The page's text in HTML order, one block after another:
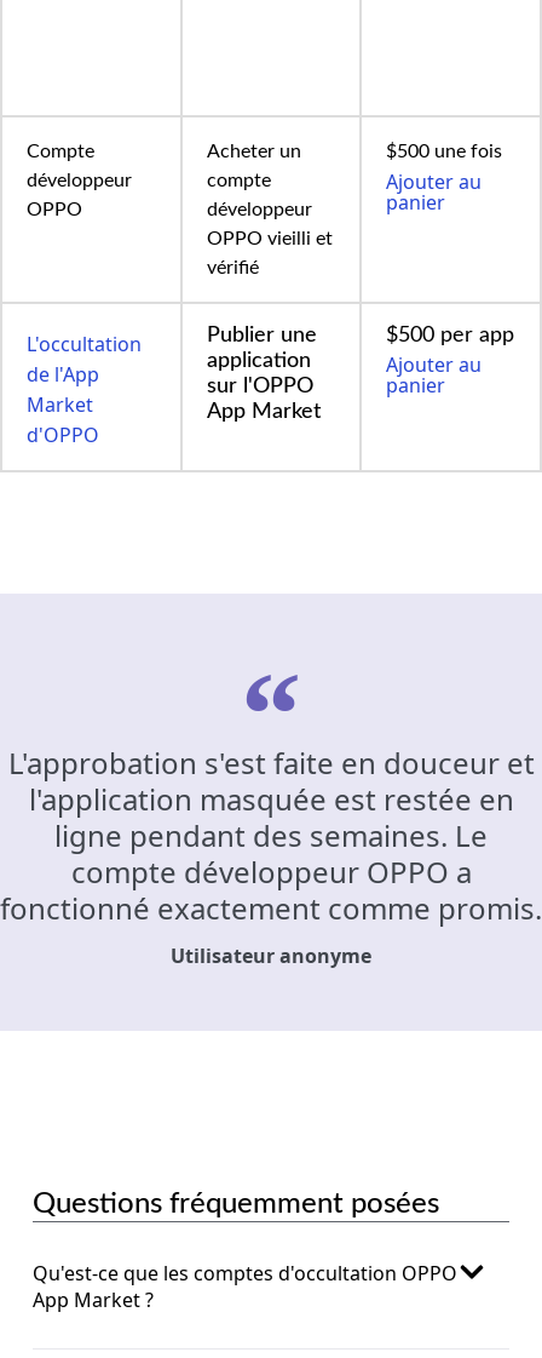
Compte
développeur
OPPO
Acheter un
compte
développeur
OPPO vieilli et
vérifié
$500 une fois
Ajouter au
panier
L'occultation
de l'App
Market
d'OPPO
Publier une
application
sur l'OPPO
App Market
$500 per app
Ajouter au
panier
L'approbation s'est faite en douceur et
l'application masquée est restée en
ligne pendant des semaines. Le
compte développeur OPPO a
fonctionné exactement comme promis.
Utilisateur anonyme
Questions fréquemment posées
Qu'est-ce que les comptes d'occultation OPPO
App Market ?